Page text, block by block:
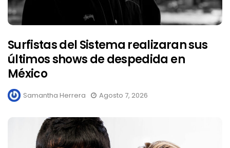
Surfistas del Sistema realizaran sus
últimos shows de despedida en
México
Samantha Herrera Agosto 7, 2026